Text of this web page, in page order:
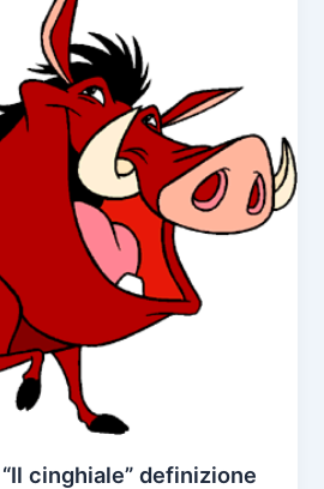
cinghiale” definizione